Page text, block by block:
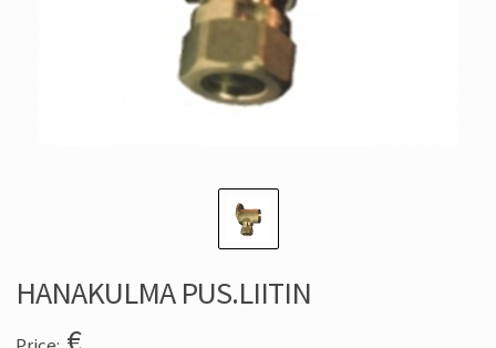
HANAKULMA PUS.LIITIN